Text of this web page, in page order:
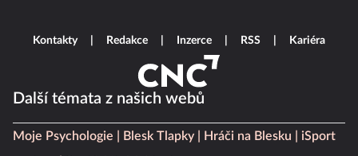
Další témata z našich webů
Moje Psychologie Blesk Tlapky Hráči na Blesku
iSport
Kontakty Redakce Inzerce RSS Kariéra